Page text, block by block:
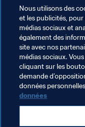
bientôt fêter sa
mondial.
Thèmes en
Classement
Classement
Nous utilisons des
et les publicités,
médias sociaux et
également des
site avec nos
médias sociaux.
cliquant sur les
demande
données
données